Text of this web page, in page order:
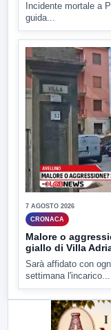
Incidente mortale a
guida...
7 AGOSTO 2026
CRONACA
Malore o
giallo di Villa
Sarà affidato con
settimana l'incarico...